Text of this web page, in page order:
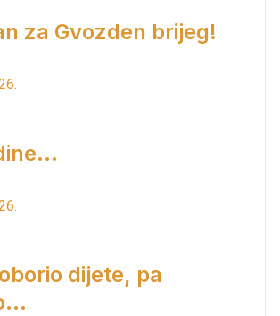
za Gvozden brijeg!
dijete, pa